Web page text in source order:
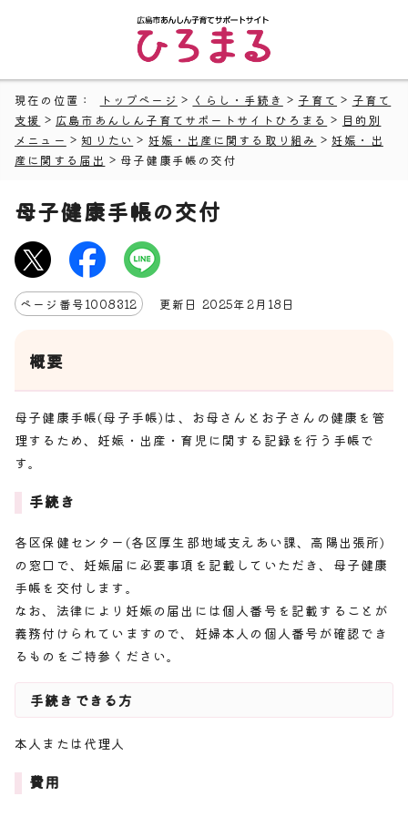
現在の位置： トップページ > くらし・手続き > 子育て > 子育て
支援 > 広島市あんしん子育てサポートサイトひろまる > 目的別
メニュー >知りたい > 妊娠・出産に関する取り組み >妊娠・出
産に関する届出 > 母子健康手帳の交付
母子健康手帳の交付
ページ番号1008312 更新日 2025年2月 18 日
概要
母子健康手帳(母子手帳)は、お母さんとお子さんの健康を管
理するため、妊娠・出産・育児に関する記録を行う手帳で
す。
手続き
各区保健センター(各区厚生部地域支えあい課、高陽出張所)
の窓口で、妊娠届に必要事項を記載していただき、母子健康
手帳を交付します。
なお、法律により妊娠の届出には個人番号を記載することが
義務付けられていますので、妊婦本人の個人番号が確認でき
るものをご持参ください。
手続きできる方
本人または代理人
費用